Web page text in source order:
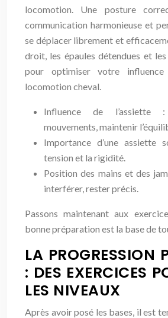
locomotion. Une posture
communication harmonieuse et
se déplacer librement et
droit, les épaules détendues et
pour optimiser votre
locomotion cheval.
Influence de l’assiette
mouvements, maintenir
Importance d’une assiette
tension et la rigidité.
Position des mains et des
interférer, rester précis.
Passons maintenant aux
bonne préparation est la base de
LA PROGRESSION
: DES EXERCICES
LES NIVEAUX
Après avoir posé les bases, il est